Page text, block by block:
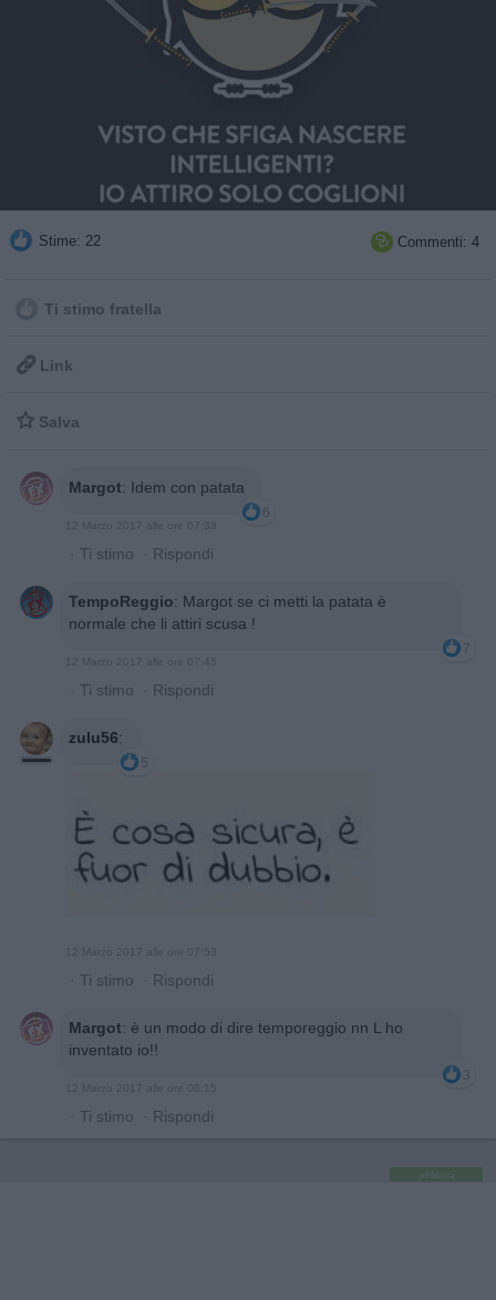
Stime: 22  Commenti: 4
Ti stimo fratella
 Link
 Salva
Margot: Idem con patata
6
12 Marzo 2017 alle ore 07:38
· Ti stimo · Rispondi
TempoReggio: Margot se ci metti la patata è
normale che li attiri scusa !
7
12 Marzo 2017 alle ore 07:45
· Ti stimo · Rispondi
zulu56:
5
12 Marzo 2017 alle ore 07:53
· Ti stimo · Rispondi
Margot: è un modo di dire temporeggio nn L ho
inventato io!!
3
12 Marzo 2017 alle ore 08:15
· Ti stimo · Rispondi
pubblicità